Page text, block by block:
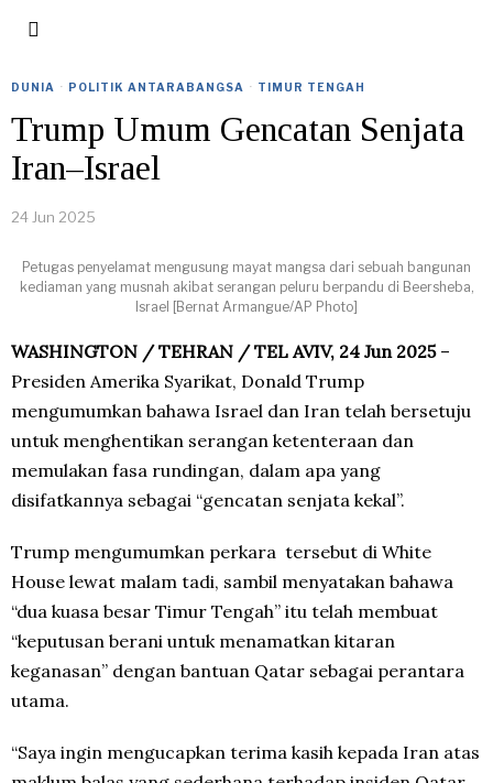
DUNIA · POLITIK ANTARABANGSA · TIMUR TENGAH
Trump Umum Gencatan Senjata
Iran–Israel
24 Jun 2025
Petugas penyelamat mengusung mayat mangsa dari sebuah bangunan
kediaman yang musnah akibat serangan peluru berpandu di Beersheba,
Israel [Bernat Armangue/AP Photo]
WASHINGTON / TEHRAN / TEL AVIV, 24 Jun 2025–
Presiden Amerika Syarikat, Donald Trump
mengumumkan bahawa Israel dan Iran telah bersetuju
untuk menghentikan serangan ketenteraan dan
memulakan fasa rundingan, dalam apa yang
disifatkannya sebagai “gencatan senjata kekal”.
Trump mengumumkan perkara tersebut di White
House lewat malam tadi, sambil menyatakan bahawa
“dua kuasa besar Timur Tengah” itu telah membuat
“keputusan berani untuk menamatkan kitaran
keganasan” dengan bantuan Qatar sebagai perantara
utama.
“Saya ingin mengucapkan terima kasih kepada Iran atas